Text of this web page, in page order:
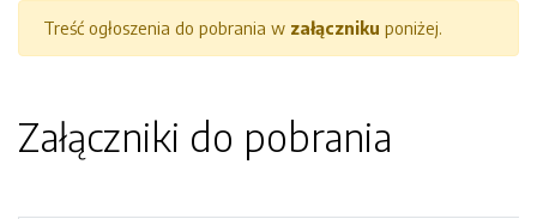
Treść ogłoszenia do pobrania w załączniku poniżej.
Załączniki do pobrania